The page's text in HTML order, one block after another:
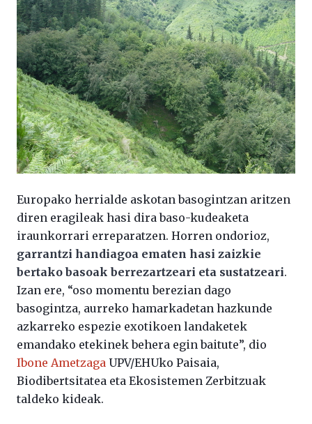
Europako herrialde askotan basogintzan aritzen
diren eragileak hasi dira baso-kudeaketa
iraunkorrari erreparatzen. Horren ondorioz,
garrantzi handiagoa ematen hasi zaizkie
bertako basoak berrezartzeari eta sustatzeari.
Izan ere, “oso momentu berezian dago
basogintza, aurreko hamarkadetan hazkunde
azkarreko espezie exotikoen landaketek
emandako etekinek behera egin baitute”, dio
Ibone Ametzaga UPV/EHUko Paisaia,
Biodibertsitatea eta Ekosistemen Zerbitzuak
taldeko kideak.